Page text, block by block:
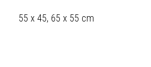
55 x 45, 65 x 55 cm